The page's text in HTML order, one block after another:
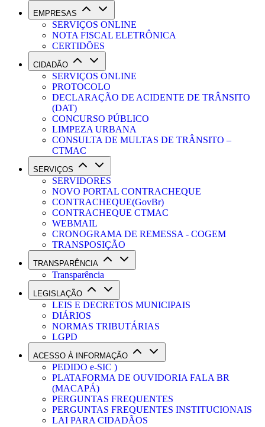
EMPRESAS
SERVIÇOS ONLINE
NOTA FISCAL ELETRÔNICA
CERTIDÕES
CIDADÃO
SERVIÇOS ONLINE
PROTOCOLO
DECLARAÇÃO DE ACIDENTE DE TRÂNSITO
(DAT)
CONCURSO PÚBLICO
LIMPEZA URBANA
CONSULTA DE MULTAS DE TRÂNSITO –
CTMAC
SERVIÇOS
SERVIDORES
NOVO PORTAL CONTRACHEQUE
CONTRACHEQUE(GovBr)
CONTRACHEQUE CTMAC
WEBMAIL
CRONOGRAMA DE REMESSA - COGEM
TRANSPOSIÇÃO
TRANSPARÊNCIA
Transparência
LEGISLAÇÃO
LEIS E DECRETOS MUNICIPAIS
DIÁRIOS
NORMAS TRIBUTÁRIAS
LGPD
ACESSO À INFORMAÇÃO
PEDIDO e-SIC )
PLATAFORMA DE OUVIDORIA FALA BR
(MACAPÁ)
PERGUNTAS FREQUENTES
PERGUNTAS FREQUENTES INSTITUCIONAIS
LAI PARA CIDADÃOS